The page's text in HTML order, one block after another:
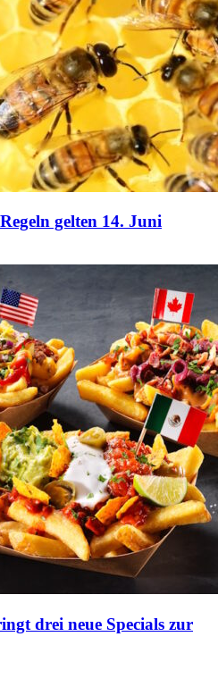
gelten 14. Juni
drei neue Specials zur